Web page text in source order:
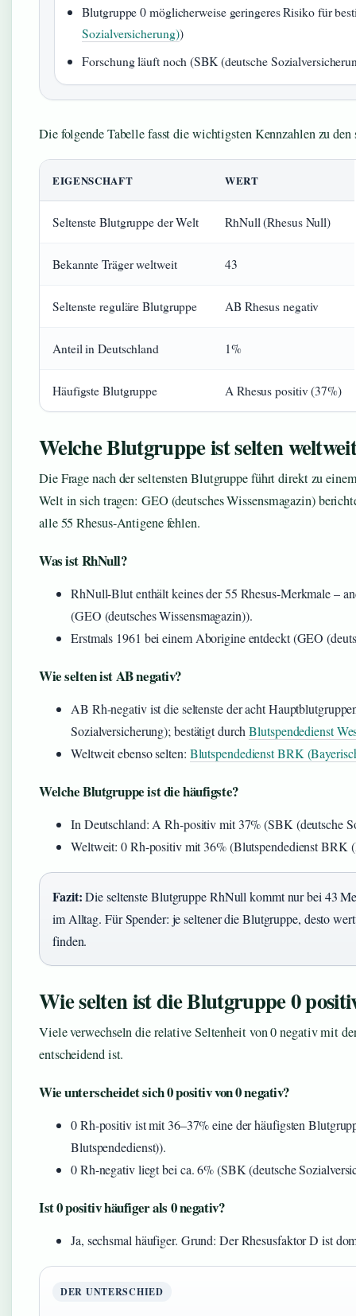
Blutgruppe 0 möglicherweise geringeres Risiko für
Sozialversicherung))
Forschung läuft noch (SBK (deutsche
Die folgende Tabelle fasst die wichtigsten Kennzahlen zu
EIGENSCHAFT WERT
Seltenste Blutgruppe der Welt RhNull (Rhesus Null)
Bekannte Träger weltweit 43
Seltenste reguläre Blutgruppe AB Rhesus negativ
Anteil in Deutschland 1%
Häufigste Blutgruppe A Rhesus positiv (37%)
Welche Blutgruppe ist selten
Die Frage nach der seltensten Blutgruppe führt direkt zu
Welt in sich tragen: GEO (deutsches Wissensmagazin)
alle 55 Rhesus-Antigene fehlen.
Was ist RhNull?
RhNull-Blut enthält keines der 55 Rhesus-Merkmale –
(GEO (deutsches Wissensmagazin)).
Erstmals 1961 bei einem Aborigine entdeckt (GEO
Wie selten ist AB negativ?
AB Rh-negativ ist die seltenste der acht
Sozialversicherung); bestätigt durchBlutspendedienst
Weltweit ebenso selten: Blutspendedienst BRK
Welche Blutgruppe ist die häufigste?
In Deutschland: A Rh-positiv mit 37% (SBK (deutsche
Weltweit: 0 Rh-positiv mit 36% (Blutspendedienst BRK
Fazit:Die seltenste Blutgruppe RhNull kommt nur bei 43
im Alltag. Für Spender: je seltener die Blutgruppe, desto
finden.
Wie selten ist die Blutgruppe 0
Viele verwechseln die relative Seltenheit von 0 negativ mit
entscheidend ist.
Wie unterscheidet sich 0 positiv von 0 negativ?
0 Rh-positiv ist mit 36–37% eine der häufigsten
Blutspendedienst)).
0 Rh-negativ liegt bei ca. 6% (SBK (deutsche
Ist 0 positiv häufiger als 0 negativ?
Ja, sechsmal häufiger. Grund: Der Rhesusfaktor D ist
DER UNTERSCHIED